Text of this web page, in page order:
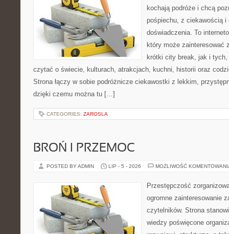
kochają podróże i chcą
pośpiechu, z ciekawością i
doświadczenia. To
który może zainteresować
krótki city break, jak i
czytać o świecie, kulturach, atrakcjach, kuchni, historii oraz
Strona łączy w sobie podróżnicze ciekawostki z lekkim,
dzięki czemu można tu […]
CATEGORIES: ZAROSLA
BROŃ I PRZEMOC
POSTED BY ADMIN LIP - 5 - 2026 MOŻLIWOŚĆ
Przestępczość
ogromne zainteresowanie
czytelników. Strona
wiedzy poświęcone